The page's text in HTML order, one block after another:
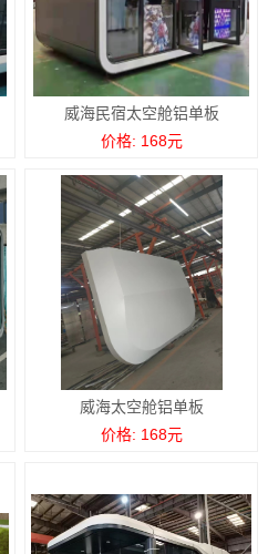
威海民宿太空舱铝单板
价格: 168元
威海太空舱铝单板
价格: 168元